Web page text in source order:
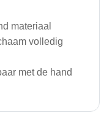
materiaal
volledig
met de hand